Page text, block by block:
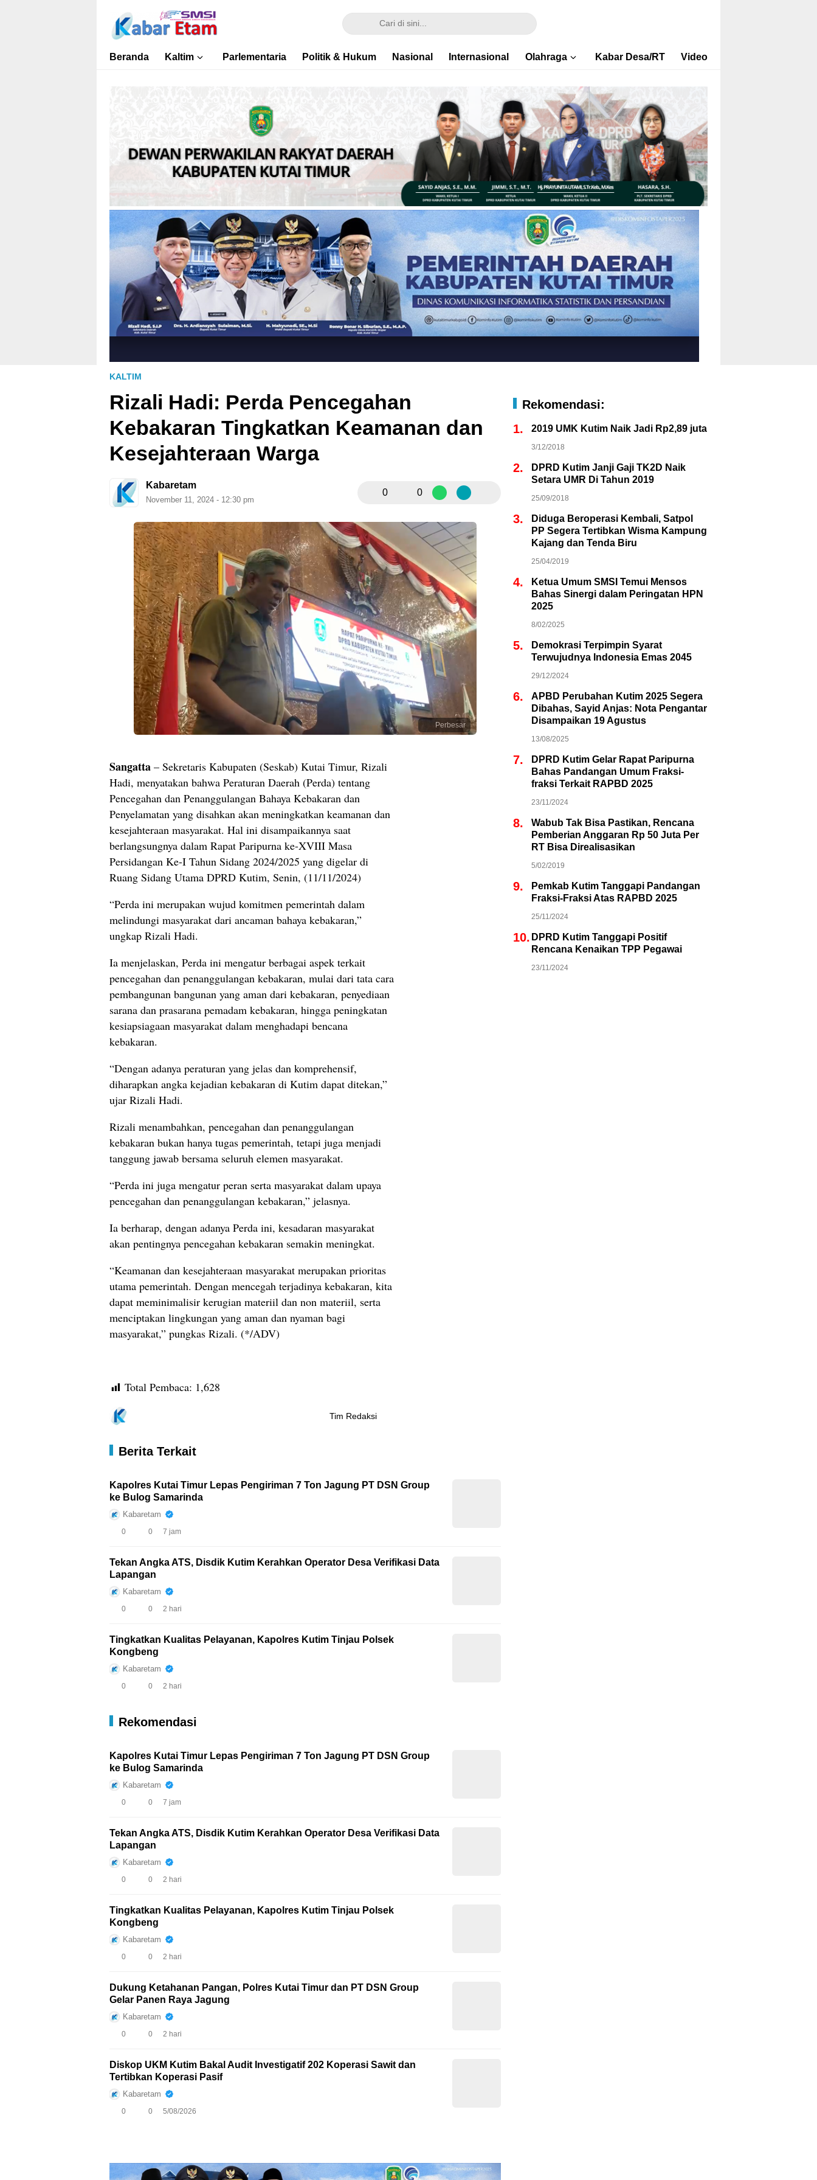
Kabar Etam
Akurat dan Terpercaya
Beranda Kaltim Parlementaria Politik & Hukum Nasional Internasional Olahraga Kabar Desa/RT Video
KALTIM
Rizali Hadi: Perda Pencegahan
Kebakaran Tingkatkan Keamanan dan
Kesejahteraan Warga
Kabaretam
November 11, 2024 - 12:30 pm
0 0
Perbesar
Sangatta – Sekretaris Kabupaten (Seskab) Kutai Timur, Rizali
Hadi, menyatakan bahwa Peraturan Daerah (Perda) tentang
Pencegahan dan Penanggulangan Bahaya Kebakaran dan
Penyelamatan yang disahkan akan meningkatkan keamanan dan
kesejahteraan masyarakat. Hal ini disampaikannya saat
berlangsungnya dalam Rapat Paripurna ke-XVIII Masa
Persidangan Ke-I Tahun Sidang 2024/2025 yang digelar di
Ruang Sidang Utama DPRD Kutim, Senin, (11/11/2024)
“Perda ini merupakan wujud komitmen pemerintah dalam
melindungi masyarakat dari ancaman bahaya kebakaran,”
ungkap Rizali Hadi.
Ia menjelaskan, Perda ini mengatur berbagai aspek terkait
pencegahan dan penanggulangan kebakaran, mulai dari tata cara
pembangunan bangunan yang aman dari kebakaran, penyediaan
sarana dan prasarana pemadam kebakaran, hingga peningkatan
kesiapsiagaan masyarakat dalam menghadapi bencana
kebakaran.
“Dengan adanya peraturan yang jelas dan komprehensif,
diharapkan angka kejadian kebakaran di Kutim dapat ditekan,”
ujar Rizali Hadi.
Rizali menambahkan, pencegahan dan penanggulangan
kebakaran bukan hanya tugas pemerintah, tetapi juga menjadi
tanggung jawab bersama seluruh elemen masyarakat.
“Perda ini juga mengatur peran serta masyarakat dalam upaya
pencegahan dan penanggulangan kebakaran,” jelasnya.
Ia berharap, dengan adanya Perda ini, kesadaran masyarakat
akan pentingnya pencegahan kebakaran semakin meningkat.
“Keamanan dan kesejahteraan masyarakat merupakan prioritas
utama pemerintah. Dengan mencegah terjadinya kebakaran, kita
dapat meminimalisir kerugian materiil dan non materiil, serta
menciptakan lingkungan yang aman dan nyaman bagi
masyarakat,” pungkas Rizali. (*/ADV)
Total Pembaca: 1,628
Tim Redaksi
Berita Terkait
Kapolres Kutai Timur Lepas Pengiriman 7 Ton Jagung PT DSN Group
ke Bulog Samarinda
Kabaretam
0 0 7 jam
Tekan Angka ATS, Disdik Kutim Kerahkan Operator Desa Verifikasi Data
Lapangan
Kabaretam
0 0 2 hari
Tingkatkan Kualitas Pelayanan, Kapolres Kutim Tinjau Polsek
Kongbeng
Kabaretam
0 0 2 hari
Rekomendasi
Kapolres Kutai Timur Lepas Pengiriman 7 Ton Jagung PT DSN Group
ke Bulog Samarinda
Kabaretam
0 0 7 jam
Tekan Angka ATS, Disdik Kutim Kerahkan Operator Desa Verifikasi Data
Lapangan
Kabaretam
0 0 2 hari
Tingkatkan Kualitas Pelayanan, Kapolres Kutim Tinjau Polsek
Kongbeng
Kabaretam
0 0 2 hari
Dukung Ketahanan Pangan, Polres Kutai Timur dan PT DSN Group
Gelar Panen Raya Jagung
Kabaretam
0 0 2 hari
Diskop UKM Kutim Bakal Audit Investigatif 202 Koperasi Sawit dan
Tertibkan Koperasi Pasif
Kabaretam
0 0 5/08/2026
Rekomendasi:
1.
2019 UMK Kutim Naik Jadi Rp2,89 juta
3/12/2018
2.
DPRD Kutim Janji Gaji TK2D Naik
Setara UMR Di Tahun 2019
25/09/2018
3.
Diduga Beroperasi Kembali, Satpol
PP Segera Tertibkan Wisma Kampung
Kajang dan Tenda Biru
25/04/2019
4.
Ketua Umum SMSI Temui Mensos
Bahas Sinergi dalam Peringatan HPN
2025
8/02/2025
5.
Demokrasi Terpimpin Syarat
Terwujudnya Indonesia Emas 2045
29/12/2024
6.
APBD Perubahan Kutim 2025 Segera
Dibahas, Sayid Anjas: Nota Pengantar
Disampaikan 19 Agustus
13/08/2025
7.
DPRD Kutim Gelar Rapat Paripurna
Bahas Pandangan Umum Fraksi-
fraksi Terkait RAPBD 2025
23/11/2024
8.
Wabub Tak Bisa Pastikan, Rencana
Pemberian Anggaran Rp 50 Juta Per
RT Bisa Direalisasikan
5/02/2019
9.
Pemkab Kutim Tanggapi Pandangan
Fraksi-Fraksi Atas RAPBD 2025
25/11/2024
10. DPRD Kutim Tanggapi Positif
Rencana Kenaikan TPP Pegawai
23/11/2024